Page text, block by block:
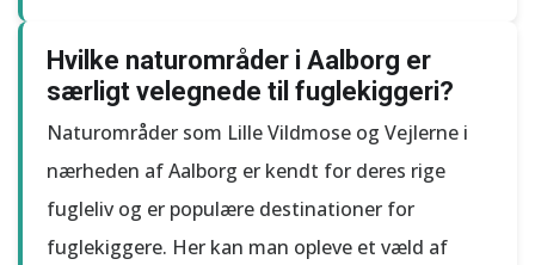
Hvilke naturområder i Aalborg er
særligt velegnede til fuglekiggeri?
Naturområder som Lille Vildmose og Vejlerne i
nærheden af Aalborg er kendt for deres rige
fugleliv og er populære destinationer for
fuglekiggere. Her kan man opleve et væld af